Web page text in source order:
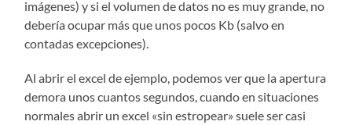
imágenes) y si el volumen de datos no es muy grande, no
debería ocupar más que unos pocos Kb (salvo en
contadas excepciones).
Al abrir el excel de ejemplo, podemos ver que la apertura
demora unos cuantos segundos, cuando en situaciones
normales abrir un excel «sin estropear» suele ser casi